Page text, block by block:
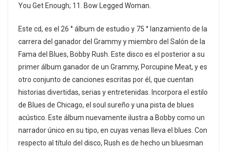
You Get Enough; 11. Bow Legged Woman.
Este cd, es el 26 ° álbum de estudio y 75 ° lanzamiento de la
carrera del ganador del Grammy y miembro del Salón de la
Fama del Blues, Bobby Rush. Este disco es el posterior a su
primer álbum ganador de un Grammy, Porcupine Meat, y es
otro conjunto de canciones escritas por él, que cuentan
historias divertidas, serias y entretenidas. Incorpora el estilo
de Blues de Chicago, el soul sureño y una pista de blues
acústico. Este álbum nuevamente ilustra a Bobby como un
narrador único en su tipo, en cuyas venas lleva el blues. Con
respecto al título del disco, Rush es de hecho un bluesman